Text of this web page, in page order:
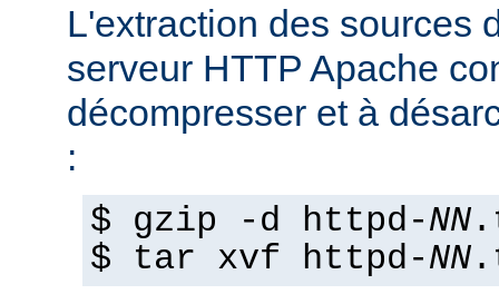
L'extraction des sources
serveur HTTP Apache
décompresser et à
:
$ gzip -d httpd-NN
$ tar xvf httpd-NN